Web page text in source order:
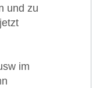
und zu
im